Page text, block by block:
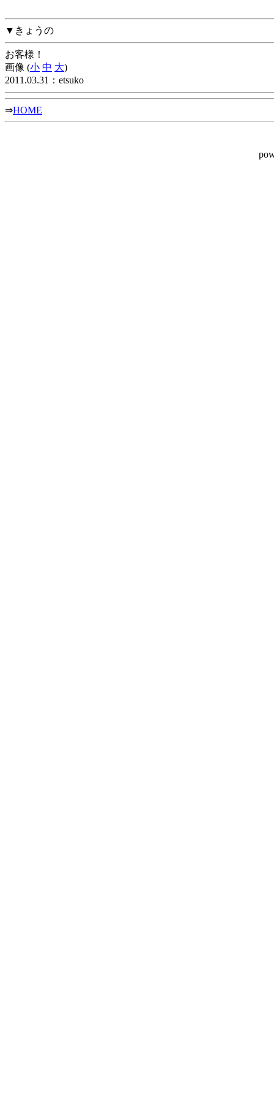
▼きょうの
お客様！
画像 (小 中 大)
2011.03.31：etsuko
⇒HOME